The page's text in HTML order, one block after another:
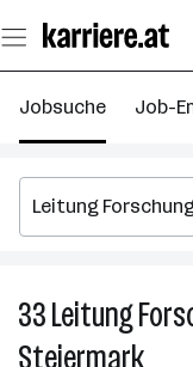
Seiteninhalt
springen
Jobsuche Job-
33Leitung
Steiermark